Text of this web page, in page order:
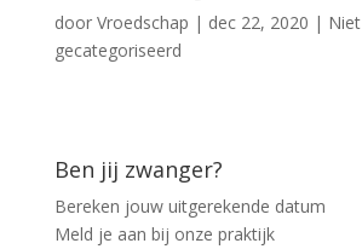
door Vroedschap | dec 22, 2020 | Niet
gecategoriseerd
Ben jij zwanger?
Bereken jouw uitgerekende datum
Meld je aan bij onze praktijk